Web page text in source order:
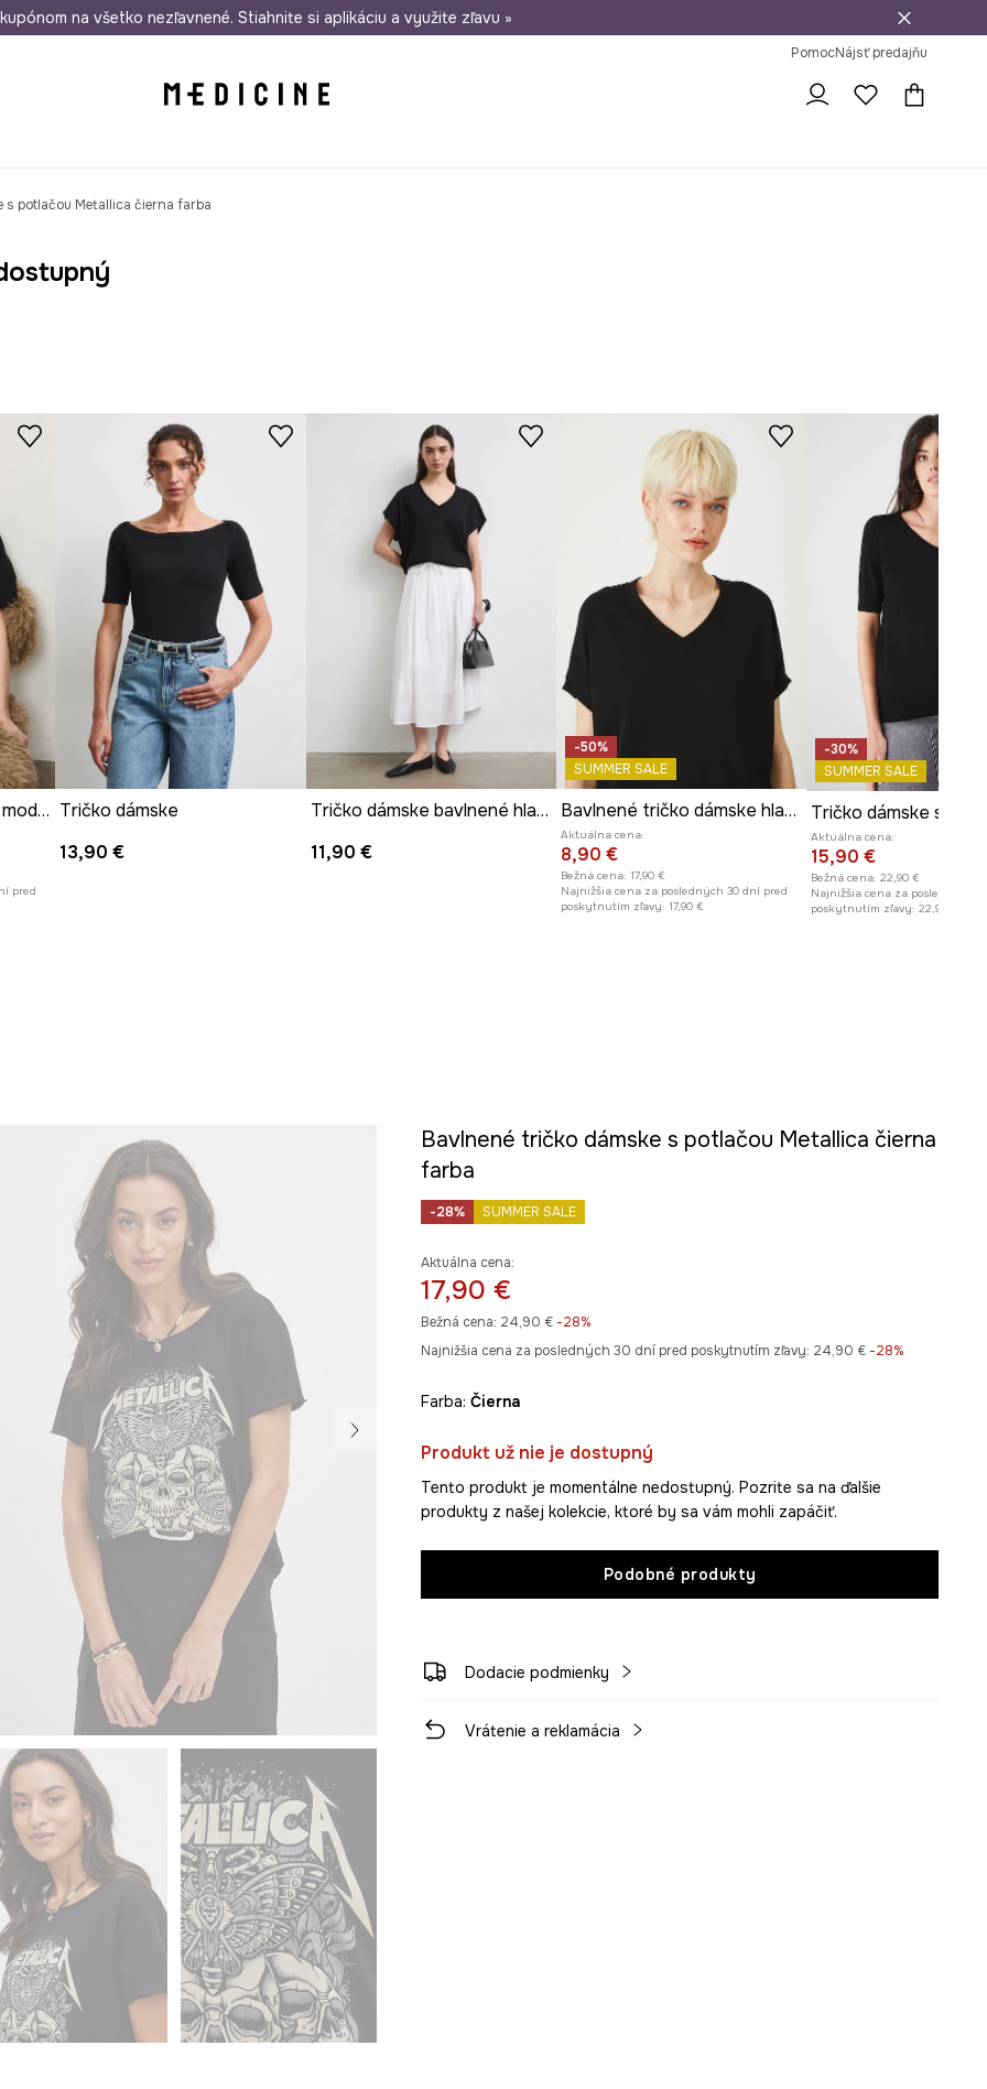
od 50 € Odoslanie aj do 24 hodín 30 dní na vrátenie tovaru
kupónom na všetko nezľavnené. Stiahnite si aplikáciu a využite zľavu »
PomocNájsť predajňu
s potlačou Metallica čierna farba
Tričko dámske hladká s modalom
pred
Tričko dámske
13,90 €
Tričko dámske bavlnené hladké
11,90 €
-50%
SUMMER SALE
Bavlnené tričko dámske hladké interlock čierna farba
Aktuálna cena:
8,90 €
Bežná cena: 17,90 €
Najnižšia cena za posledných 30 dní pred
poskytnutím zľavy: 17,90 €
-30%
SUMMER SALE
Aktuálna cena:
15,90 €
Bežná cena: 22,90 €
Najnižšia cena za posledných
poskytnutím zľavy: 22,90 €
Bavlnené tričko dámske s potlačou Metallica čierna
farba
-28% SUMMER SALE
Aktuálna cena:
17,90 €
Bežná cena: 24,90 €-28%
Najnižšia cena za posledných 30 dní pred poskytnutím zľavy: 24,90 € -28%
Farba: čierna
Produkt už nie je dostupný
Tento produkt je momentálne nedostupný. Pozrite sa na ďalšie
produkty z našej kolekcie, ktoré by sa vám mohli zapáčiť.
Podobné produkty
Dodacie podmienky
Vrátenie a reklamácia